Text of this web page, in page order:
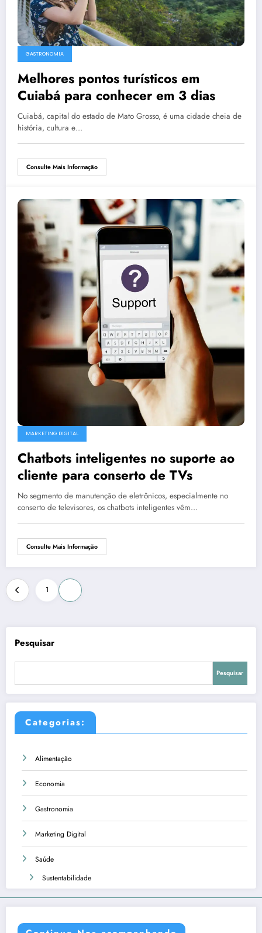
GASTRONOMIA
Melhores pontos turísticos em
Cuiabá para conhecer em 3 dias
Cuiabá, capital do estado de Mato Grosso, é uma cidade cheia de
história, cultura e…
Consulte Mais Informação
MARKETING DIGITAL
Chatbots inteligentes no suporte ao
cliente para conserto de TVs
No segmento de manutenção de eletrônicos, especialmente no
conserto de televisores, os chatbots inteligentes vêm…
Consulte Mais Informação
Paginação
de
posts
1
Pesquisar
Pesquisar
Categorias:
Alimentação
Economia
Gastronomia
Marketing Digital
Saúde
Sustentabilidade